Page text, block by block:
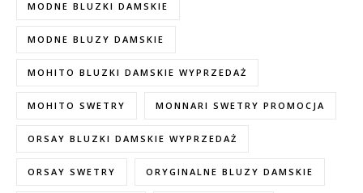
MODNE BLUZKI DAMSKIE
MODNE BLUZY DAMSKIE
MOHITO BLUZKI DAMSKIE WYPRZEDAŻ
MOHITO SWETRY MONNARI SWETRY PROMOCJA
ORSAY BLUZKI DAMSKIE WYPRZEDAŻ
ORSAY SWETRY ORYGINALNE BLUZY DAMSKIE